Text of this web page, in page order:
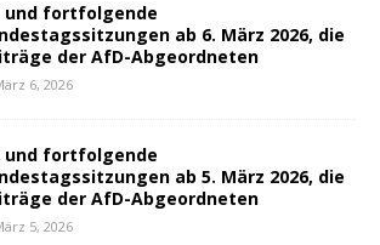
und fortfolgende
ab 6. März 2026, die
der AfD-Abgeordneten
6, 2026
und fortfolgende
ab 5. März 2026, die
der AfD-Abgeordneten
5, 2026